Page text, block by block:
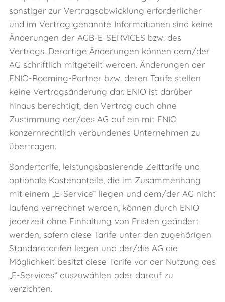
sonstiger zur Vertragsabwicklung erforderlicher
und im Vertrag genannte Informationen sind keine
Änderungen der AGB-E-SERVICES bzw. des
Vertrags. Derartige Änderungen können dem/der
AG schriftlich mitgeteilt werden. Änderungen der
ENIO-Roaming-Partner bzw. deren Tarife stellen
keine Vertragsänderung dar. ENIO ist darüber
hinaus berechtigt, den Vertrag auch ohne
Zustimmung der/des AG auf ein mit ENIO
konzernrechtlich verbundenes Unternehmen zu
übertragen.
Sondertarife, leistungsbasierende Zeittarife und
optionale Kostenanteile, die im Zusammenhang
mit einem „E‑Service“ liegen und dem/der AG nicht
laufend verrechnet werden, können durch ENIO
jederzeit ohne Einhaltung von Fristen geändert
werden, sofern diese Tarife unter den zugehörigen
Standardtarifen liegen und der/die AG die
Möglichkeit besitzt diese Tarife vor der Nutzung des
„E‑Services“ auszuwählen oder darauf zu
verzichten.